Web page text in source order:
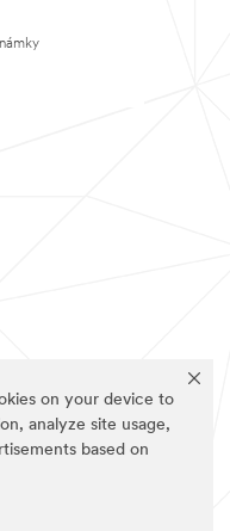
on your device to
analyze site usage,
based on